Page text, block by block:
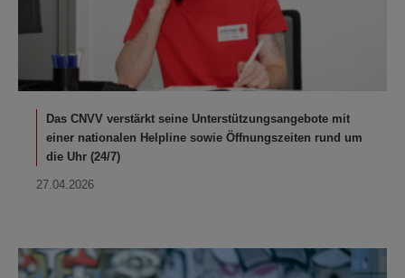
Das CNVV verstärkt seine Unterstützungsangebote mit
einer nationalen Helpline sowie Öffnungszeiten rund um
die Uhr (24/7)
27.04.2026